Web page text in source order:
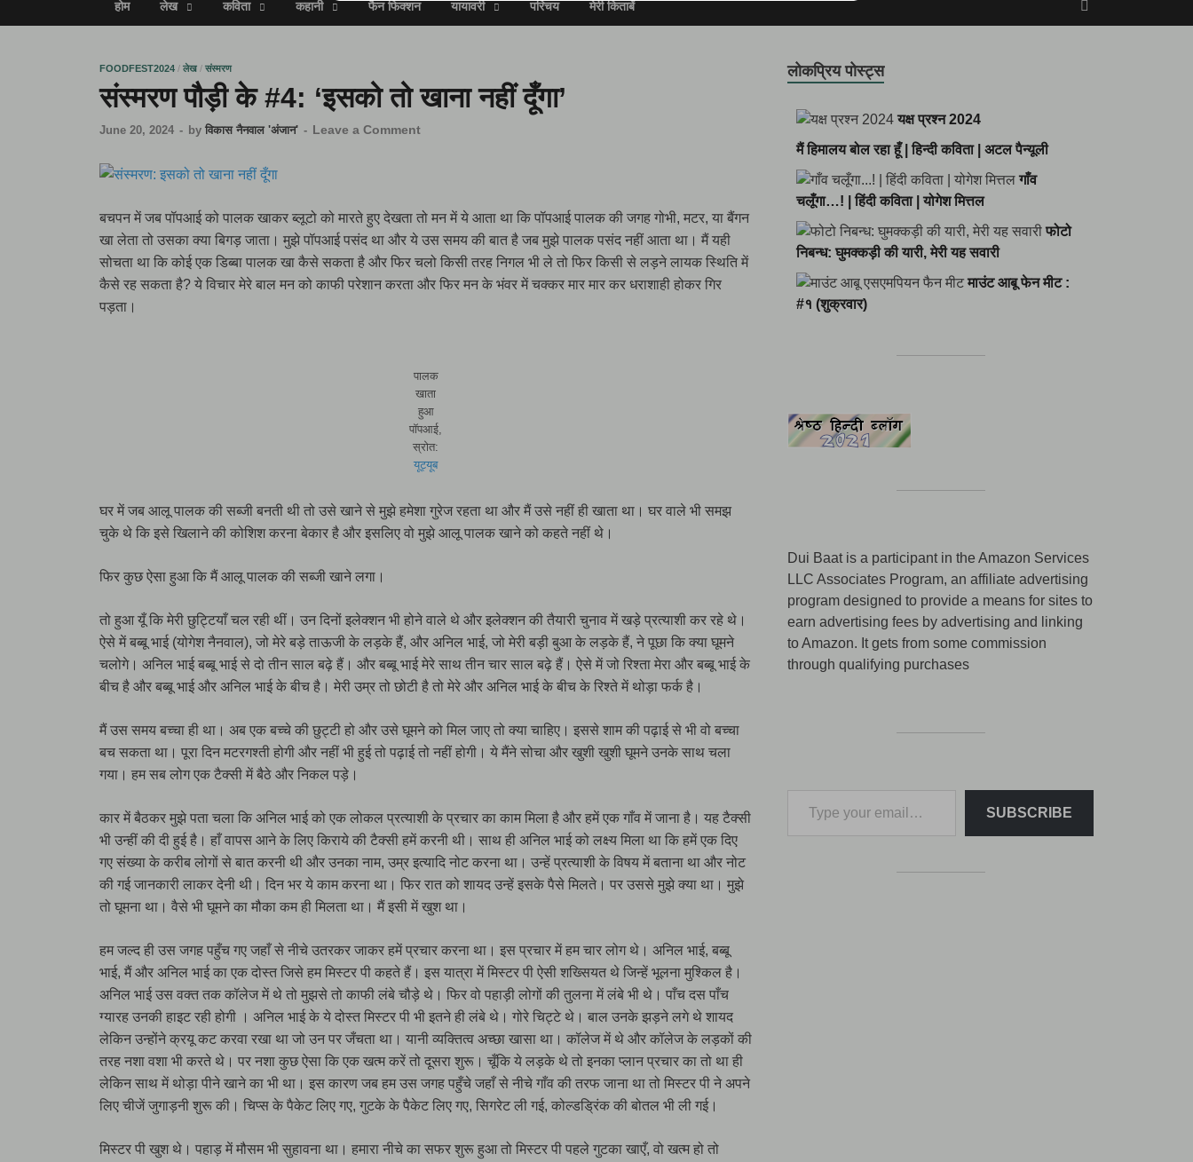
होम लेख कविता कहानी फैन फिक्शन यायावरी परिचय मेरी किताबें
FOODFEST2024 / लेख / संस्मरण
संस्मरण पौड़ी के #4: ‘इसको तो खाना नहीं दूँगा’
June 20, 2024 - by विकास नैनवाल 'अंजान' - Leave a Comment
बचपन में जब पॉपआई को पालक खाकर ब्लूटो को मारते हुए देखता तो मन में ये आता था कि पॉपआई पालक की जगह गोभी, मटर, या बैंगन
खा लेता तो उसका क्या बिगड़ जाता। मुझे पॉपआई पसंद था और ये उस समय की बात है जब मुझे पालक पसंद नहीं आता था। मैं यही
सोचता था कि कोई एक डिब्बा पालक खा कैसे सकता है और फिर चलो किसी तरह निगल भी ले तो फिर किसी से लड़ने लायक स्थिति में
कैसे रह सकता है? ये विचार मेरे बाल मन को काफी परेशान करता और फिर मन के भंवर में चक्कर मार मार कर धराशाही होकर गिर
पड़ता।
पालक
खाता
हुआ
पॉपआई,
स्रोत:
यूट्यूब
घर में जब आलू पालक की सब्जी बनती थी तो उसे खाने से मुझे हमेशा गुरेज रहता था और मैं उसे नहीं ही खाता था। घर वाले भी समझ
चुके थे कि इसे खिलाने की कोशिश करना बेकार है और इसलिए वो मुझे आलू पालक खाने को कहते नहीं थे।
फिर कुछ ऐसा हुआ कि मैं आलू पालक की सब्जी खाने लगा।
तो हुआ यूँ कि मेरी छुट्टियाँ चल रही थीं। उन दिनों इलेक्शन भी होने वाले थे और इलेक्शन की तैयारी चुनाव में खड़े प्रत्याशी कर रहे थे।
ऐसे में बब्बू भाई (योगेश नैनवाल), जो मेरे बड़े ताऊजी के लड़के हैं, और अनिल भाई, जो मेरी बड़ी बुआ के लड़के हैं, ने पूछा कि क्या घूमने
चलोगे। अनिल भाई बब्बू भाई से दो तीन साल बढ़े हैं। और बब्बू भाई मेरे साथ तीन चार साल बढ़े हैं। ऐसे में जो रिश्ता मेरा और बब्बू भाई के
बीच है और बब्बू भाई और अनिल भाई के बीच है। मेरी उम्र तो छोटी है तो मेरे और अनिल भाई के बीच के रिश्ते में थोड़ा फर्क है।
मैं उस समय बच्चा ही था। अब एक बच्चे की छुट्टी हो और उसे घूमने को मिल जाए तो क्या चाहिए। इससे शाम की पढ़ाई से भी वो बच्चा
बच सकता था। पूरा दिन मटरगश्ती होगी और नहीं भी हुई तो पढ़ाई तो नहीं होगी। ये मैंने सोचा और खुशी खुशी घूमने उनके साथ चला
गया। हम सब लोग एक टैक्सी में बैठे और निकल पड़े।
कार में बैठकर मुझे पता चला कि अनिल भाई को एक लोकल प्रत्याशी के प्रचार का काम मिला है और हमें एक गाँव में जाना है। यह टैक्सी
भी उन्हीं की दी हुई है। हाँ वापस आने के लिए किराये की टैक्सी हमें करनी थी। साथ ही अनिल भाई को लक्ष्य मिला था कि हमें एक दिए
गए संख्या के करीब लोगों से बात करनी थी और उनका नाम, उम्र इत्यादि नोट करना था। उन्हें प्रत्याशी के विषय में बताना था और नोट
की गई जानकारी लाकर देनी थी। दिन भर ये काम करना था। फिर रात को शायद उन्हें इसके पैसे मिलते। पर उससे मुझे क्या था। मुझे
तो घूमना था। वैसे भी घूमने का मौका कम ही मिलता था। मैं इसी में खुश था।
हम जल्द ही उस जगह पहुँच गए जहाँ से नीचे उतरकर जाकर हमें प्रचार करना था। इस प्रचार में हम चार लोग थे। अनिल भाई, बब्बू
भाई, मैं और अनिल भाई का एक दोस्त जिसे हम मिस्टर पी कहते हैं। इस यात्रा में मिस्टर पी ऐसी शख्सियत थे जिन्हें भूलना मुश्किल है।
अनिल भाई उस वक्त तक कॉलेज में थे तो मुझसे तो काफी लंबे चौड़े थे। फिर वो पहाड़ी लोगों की तुलना में लंबे भी थे। पाँच दस पाँच
ग्यारह उनकी हाइट रही होगी । अनिल भाई के ये दोस्त मिस्टर पी भी इतने ही लंबे थे। गोरे चिट्टे थे। बाल उनके झड़ने लगे थे शायद
लेकिन उन्होंने क्रयू कट करवा रखा था जो उन पर जँचता था। यानी व्यक्तित्व अच्छा खासा था। कॉलेज में थे और कॉलेज के लड़कों की
तरह नशा वशा भी करते थे। पर नशा कुछ ऐसा कि एक खत्म करें तो दूसरा शुरू। चूँकि ये लड़के थे तो इनका प्लान प्रचार का तो था ही
लेकिन साथ में थोड़ा पीने खाने का भी था। इस कारण जब हम उस जगह पहुँचे जहाँ से नीचे गाँव की तरफ जाना था तो मिस्टर पी ने अपने
लिए चीजें जुगाड़नी शुरू की। चिप्स के पैकेट लिए गए, गुटके के पैकेट लिए गए, सिगरेट ली गई, कोल्डड्रिंक की बोतल भी ली गई।
मिस्टर पी खुश थे। पहाड़ में मौसम भी सुहावना था। हमारा नीचे का सफर शुरू हुआ तो मिस्टर पी पहले गुटका खाएँ, वो खत्म हो तो
लोकप्रिय पोस्ट्स
यक्ष प्रश्न 2024
मैं हिमालय बोल रहा हूँ | हिन्दी कविता | अटल पैन्यूली
गाँव
चलूँगा…! | हिंदी कविता | योगेश मित्तल
फोटो
निबन्ध: घुमक्कड़ी की यारी, मेरी यह सवारी
माउंट आबू फेन मीट :
#१ (शुक्रवार)
Dui Baat is a participant in the Amazon Services
LLC Associates Program, an affiliate advertising
program designed to provide a means for sites to
earn advertising fees by advertising and linking
to Amazon. It gets from some commission
through qualifying purchases
SUBSCRIBE